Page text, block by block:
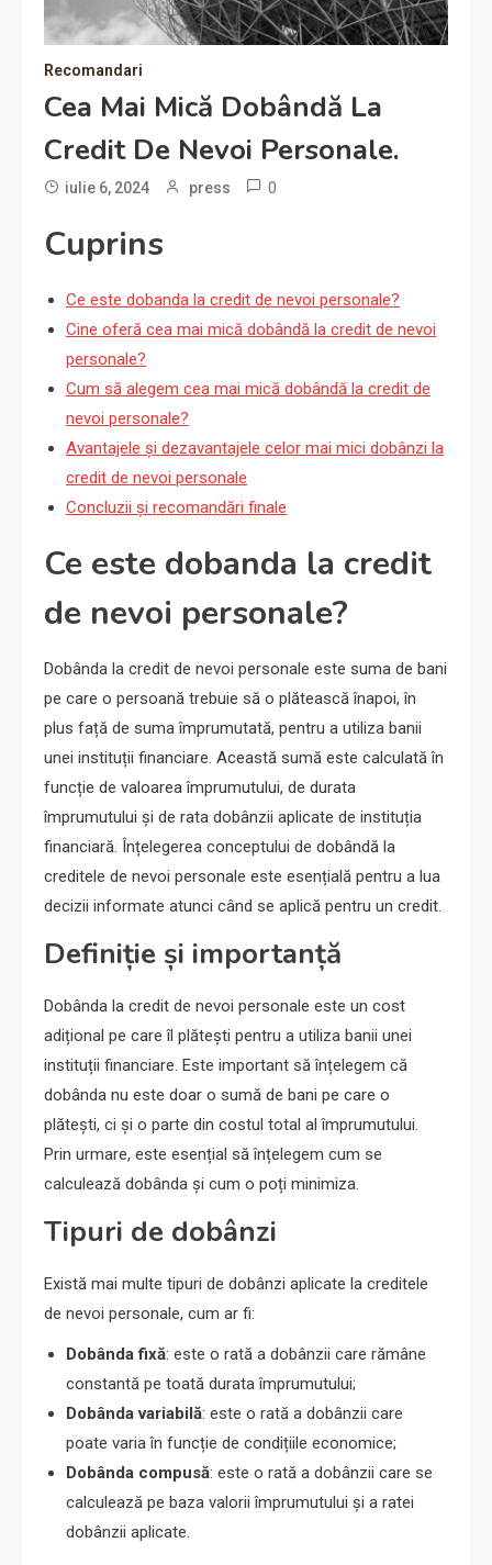
Recomandari
Cea Mai Mică Dobândă La
Credit De Nevoi Personale.
iulie 6, 2024 press 0
Cuprins
Ce este dobanda la credit de nevoi personale?
Cine oferă cea mai mică dobândă la credit de nevoi
personale?
Cum să alegem cea mai mică dobândă la credit de
nevoi personale?
Avantajele și dezavantajele celor mai mici dobânzi la
credit de nevoi personale
Concluzii și recomandări finale
Ce este dobanda la credit
de nevoi personale?
Dobânda la credit de nevoi personale este suma de bani
pe care o persoană trebuie să o plătească înapoi, în
plus față de suma împrumutată, pentru a utiliza banii
unei instituții financiare. Această sumă este calculată în
funcție de valoarea împrumutului, de durata
împrumutului și de rata dobânzii aplicate de instituția
financiară. Înțelegerea conceptului de dobândă la
creditele de nevoi personale este esențială pentru a lua
decizii informate atunci când se aplică pentru un credit.
Definiție și importanță
Dobânda la credit de nevoi personale este un cost
adițional pe care îl plătești pentru a utiliza banii unei
instituții financiare. Este important să înțelegem că
dobânda nu este doar o sumă de bani pe care o
plătești, ci și o parte din costul total al împrumutului.
Prin urmare, este esențial să înțelegem cum se
calculează dobânda și cum o poți minimiza.
Tipuri de dobânzi
Există mai multe tipuri de dobânzi aplicate la creditele
de nevoi personale, cum ar fi:
Dobânda fixă: este o rată a dobânzii care rămâne
constantă pe toată durata împrumutului;
Dobânda variabilă: este o rată a dobânzii care
poate varia în funcție de condițiile economice;
Dobânda compusă: este o rată a dobânzii care se
calculează pe baza valorii împrumutului și a ratei
dobânzii aplicate.